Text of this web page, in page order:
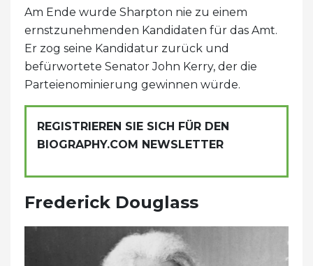
Am Ende wurde Sharpton nie zu einem
ernstzunehmenden Kandidaten für das Amt.
Er zog seine Kandidatur zurück und
befürwortete Senator John Kerry, der die
Parteienominierung gewinnen würde.
REGISTRIEREN SIE SICH FÜR DEN
BIOGRAPHY.COM NEWSLETTER
Frederick Douglass